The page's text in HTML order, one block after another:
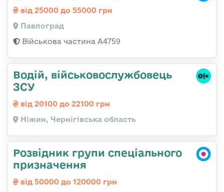
від 25000 до 55000 грн
Павлоград
Військова частина А4759
Водій, військовослужбовець
ЗСУ
від 20100 до 22100 грн
Ніжин, Чернігівська область
Розвідник групи спеціального
призначення
від 50000 до 120000 грн